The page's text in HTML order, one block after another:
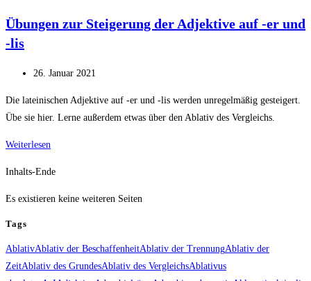
unregelmäßigen
Adjektive
Übungen zur Steigerung der Adjektive auf -er und
-lis
Beitrag
26. Januar 2021
Die lateinischen Adjektive auf -er und -lis werden unregelmäßig gesteigert.
Übe sie hier. Lerne außerdem etwas über den Ablativ des Vergleichs.
Weiterlesen
Steigerung
der
-
er
Inhalts-Ende
Es existieren keine weiteren Seiten
Tags
AblativAblativ der BeschaffenheitAblativ der TrennungAblativ der
ZeitAblativ des GrundesAblativ des VergleichsAblativus